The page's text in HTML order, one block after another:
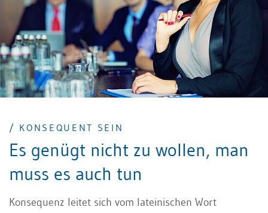
/ KONSEQUENT SEIN
Es genügt nicht zu wollen, man
muss es auch tun
Konsequenz leitet sich vom lateinischen Wort